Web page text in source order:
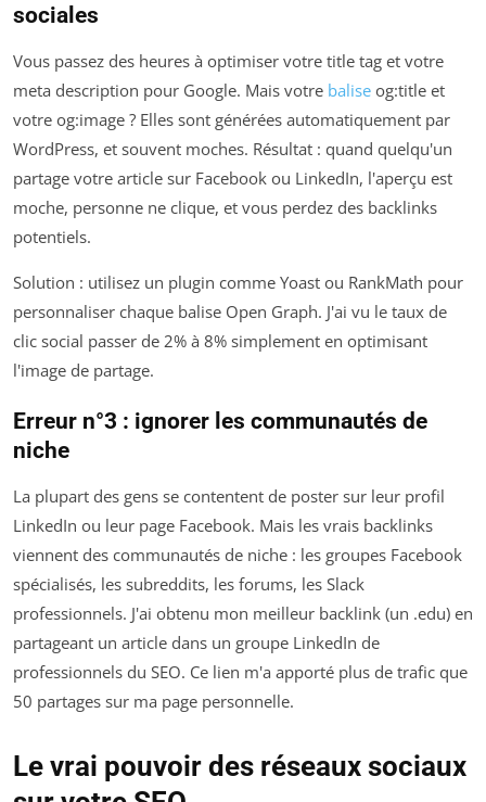
sociales
Vous passez des heures à optimiser votre title tag et votre
meta description pour Google. Mais votre balise og:title et
votre og:image ? Elles sont générées automatiquement par
WordPress, et souvent moches. Résultat : quand quelqu'un
partage votre article sur Facebook ou LinkedIn, l'aperçu est
moche, personne ne clique, et vous perdez des backlinks
potentiels.
Solution : utilisez un plugin comme Yoast ou RankMath pour
personnaliser chaque balise Open Graph. J'ai vu le taux de
clic social passer de 2% à 8% simplement en optimisant
l'image de partage.
Erreur n°3 : ignorer les communautés de
niche
La plupart des gens se contentent de poster sur leur profil
LinkedIn ou leur page Facebook. Mais les vrais backlinks
viennent des communautés de niche : les groupes Facebook
spécialisés, les subreddits, les forums, les Slack
professionnels. J'ai obtenu mon meilleur backlink (un .edu) en
partageant un article dans un groupe LinkedIn de
professionnels du SEO. Ce lien m'a apporté plus de trafic que
50 partages sur ma page personnelle.
Le vrai pouvoir des réseaux sociaux